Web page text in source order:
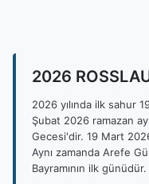
2026
2026 yılında ilk sahur
Şubat 2026 ramazan
Gecesi'dir. 19 Mart
Aynı zamanda Arefe
Bayramının ilk günüdür.